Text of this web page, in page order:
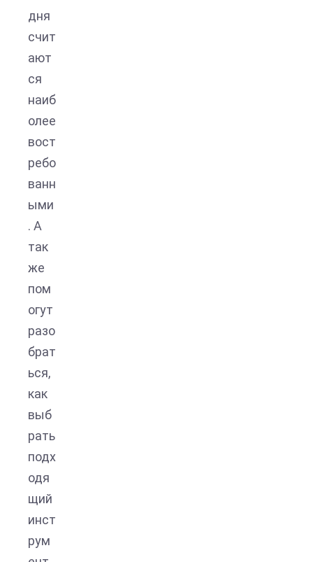
дня
счит
ают
ся
наиб
олее
вост
ребо
ванн
ыми
. А
так
же
пом
огут
разо
брат
ься,
как
выб
рать
подх
одя
щий
инст
рум